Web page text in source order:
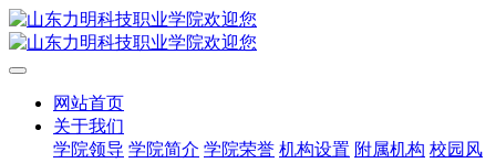
网站首页
关于我们
学院领导 学院简介 学院荣誉 机构设置 附属机构 校园风